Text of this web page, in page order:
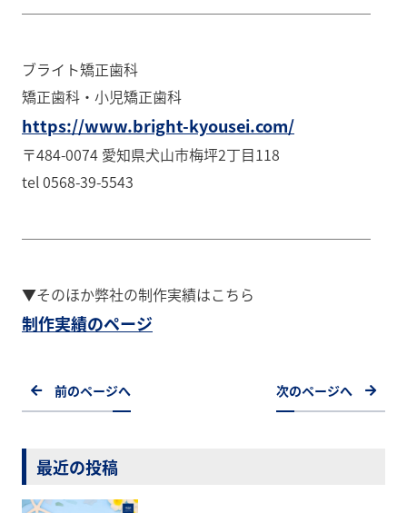
────────────────────────
ブライト矯正歯科
矯正歯科・小児矯正歯科
https://www.bright-kyousei.com/
〒484-0074 愛知県犬山市梅坪2丁目118
tel 0568-39-5543
────────────────────────
▼そのほか弊社の制作実績はこちら
制作実績のページ
前のページへ 次のページへ
最近の投稿